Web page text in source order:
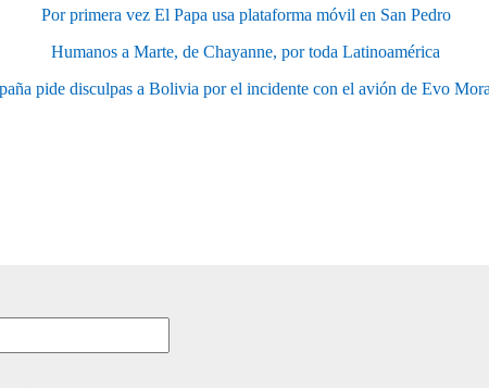
Por primera vez El Papa usa plataforma móvil en San Pedro
Humanos a Marte, de Chayanne, por toda Latinoamérica
pide disculpas a Bolivia por el incidente con el avión de Evo